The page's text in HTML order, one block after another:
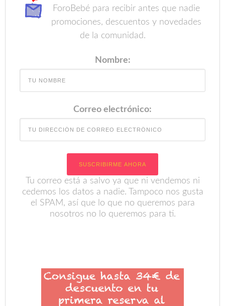
ForoBebé para recibir antes que nadie
promociones, descuentos y novedades
de la comunidad.
Nombre:
Correo electrónico:
Tu correo está a salvo ya que ni vendemos ni
cedemos los datos a nadie. Tampoco nos gusta
el SPAM, así que lo que no queremos para
nosotros no lo queremos para ti.